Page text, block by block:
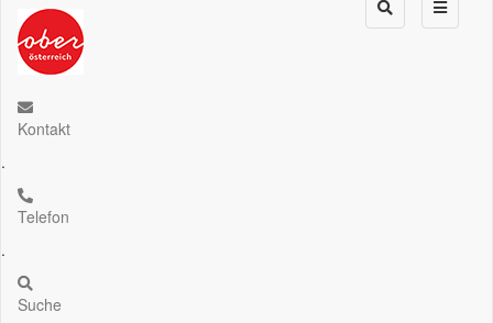
Kontakt
.
Telefon
.
Suche